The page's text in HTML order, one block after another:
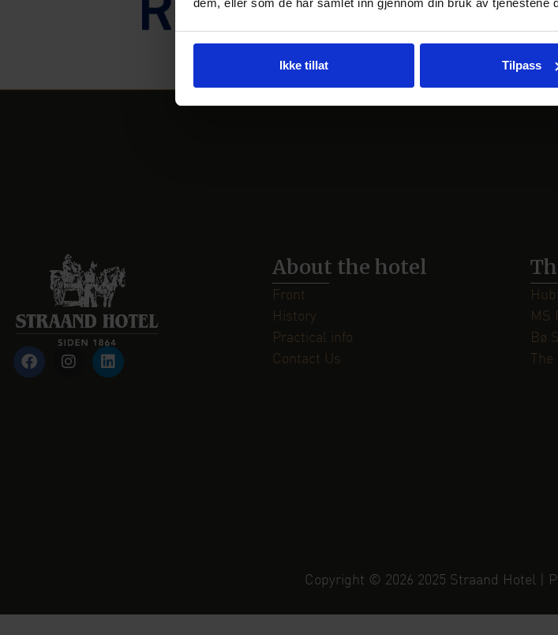
dem, eller som de har samlet inn gjennom din bruk av tjenestene
Ikke tillat Tilpass
About the hotel
Front
History
Practical info
Contact Us
MS
Bø
Copyright © 2026 2025 Straand Hotel |